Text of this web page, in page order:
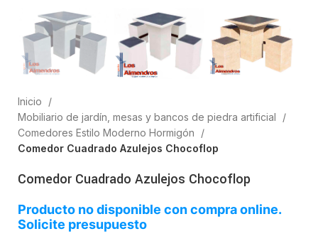
Inicio
Mobiliario de jardín, mesas y bancos de piedra artificial
Comedores Estilo Moderno Hormigón
Comedor Cuadrado Azulejos Chocoflop
Comedor Cuadrado Azulejos Chocoflop
Producto no disponible con compra online.
Solicite presupuesto